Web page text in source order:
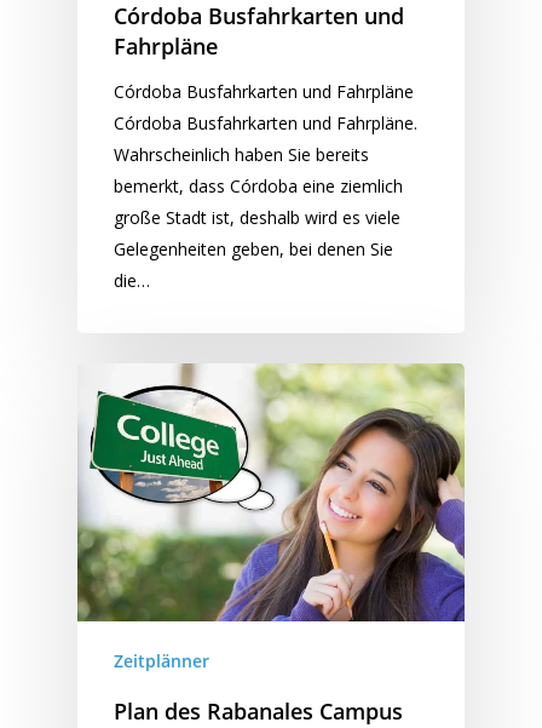
Córdoba Busfahrkarten und
Fahrpläne
Córdoba Busfahrkarten und Fahrpläne
Córdoba Busfahrkarten und Fahrpläne.
Wahrscheinlich haben Sie bereits
bemerkt, dass Córdoba eine ziemlich
große Stadt ist, deshalb wird es viele
Gelegenheiten geben, bei denen Sie
die…
Zeitplänner
Plan des Rabanales Campus